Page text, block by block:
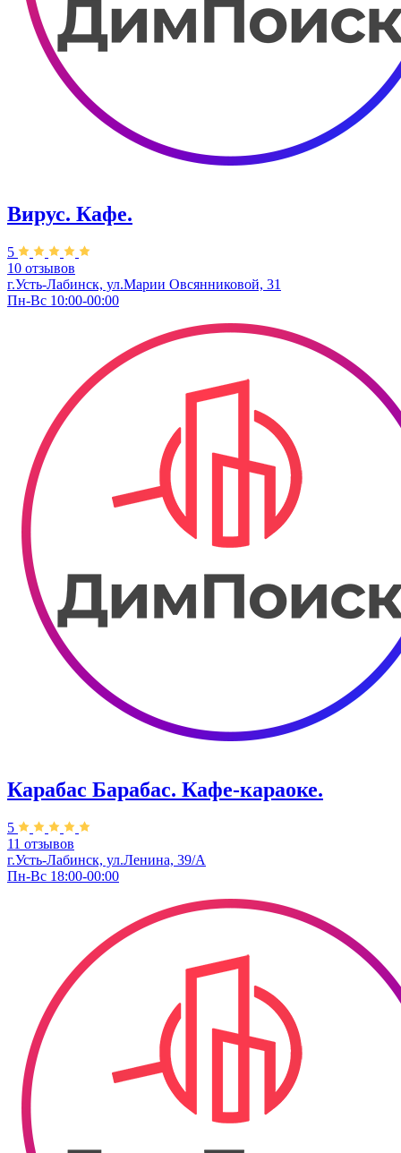
Вирус. Кафе.
5
10 отзывов
г.Усть-Лабинск, ул.Марии Овсянниковой, 31
Пн-Вс 10:00-00:00
Карабас Барабас. Кафе-караоке.
5
11 отзывов
г.Усть-Лабинск, ул.Ленина, 39/А
Пн-Вс 18:00-00:00